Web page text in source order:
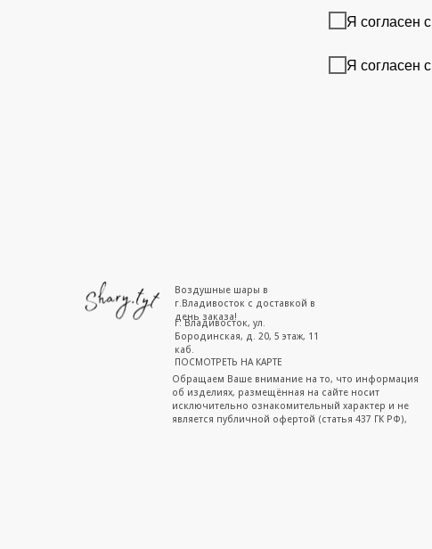
Я согласен с
Я согласен с
г. Владивосток, ул.
Бородинская, д. 20, 5 этаж, 11
каб.
ПОСМОТРЕТЬ НА КАРТЕ
Воздушные шары в
г.Владивосток с доставкой в
день заказа!
Обращаем Ваше внимание на то, что информация
об изделиях, размещённая на сайте носит
исключительно ознакомительный характер и не
является публичной офертой (статья 437 ГК РФ),